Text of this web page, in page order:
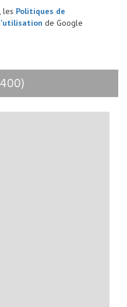
les Politiques de
de Google